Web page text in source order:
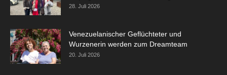
28. Juli 2026
Venezuelanischer Geflüchteter und
Wurzenerin werden zum Dreamteam
20. Juli 2026